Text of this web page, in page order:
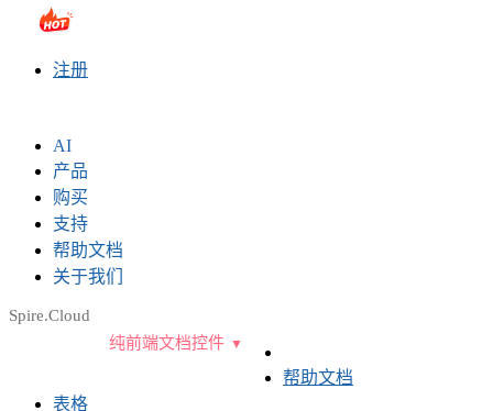
sales@e-iceblue.com
注册
AI
产品
购买
支持
帮助文档
关于我们
Spire.Cloud
纯前端文档控件
帮助文档
表格